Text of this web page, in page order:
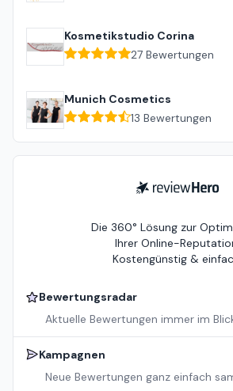
Kosmetikstudio Corina
27 Bewertungen
Munich Cosmetics
13 Bewertungen
ReviewHero
Die 360° Lösung zur
Ihrer Online-
Kostengünstig &
Bewertungsradar
Aktuelle Bewertungen immer im
Kampagnen
Neue Bewertungen ganz einfach